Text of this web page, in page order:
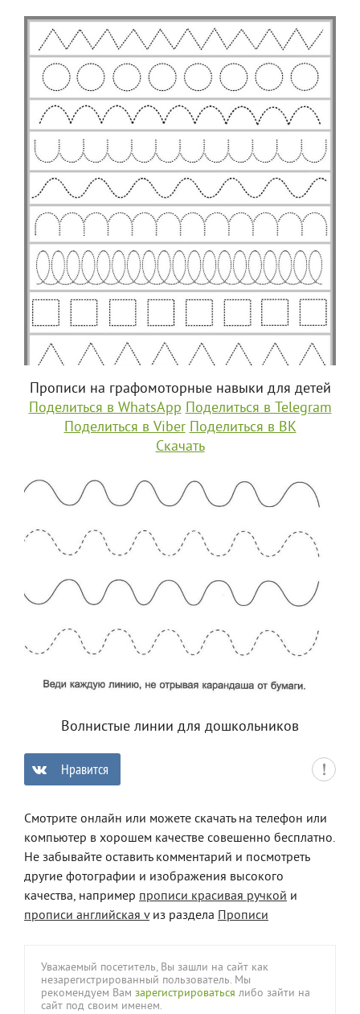
Прописи на графомоторные навыки для детей
Поделиться в WhatsApp Поделиться в Telegram
Поделиться в Viber Поделиться в ВК
Скачать
Волнистые линии для дошкольников
Нравится
Смотрите онлайн или можете скачать на телефон или
компьютер в хорошем качестве совешенно бесплатно.
Не забывайте оставить комментарий и посмотреть
другие фотографии и изображения высокого
качества, например прописи красивая ручкой и
прописи английская vиз раздела Прописи
Уважаемый посетитель, Вы зашли на сайт как
незарегистрированный пользователь. Мы
рекомендуем Вам зарегистрироваться либо зайти на
сайт под своим именем.